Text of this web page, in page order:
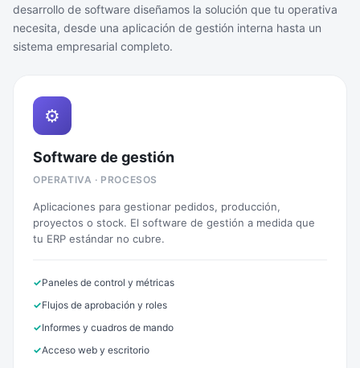
desarrollo de software diseñamos la solución que tu operativa
necesita, desde una aplicación de gestión interna hasta un
sistema empresarial completo.
⚙️
Software de gestión
OPERATIVA · PROCESOS
Aplicaciones para gestionar pedidos, producción,
proyectos o stock. El software de gestión a medida que
tu ERP estándar no cubre.
Paneles de control y métricas
Flujos de aprobación y roles
Informes y cuadros de mando
Acceso web y escritorio